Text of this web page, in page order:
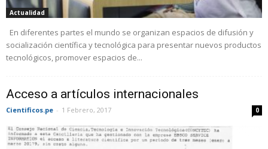
Actualidad
En diferentes partes el mundo se organizan espacios de difusión y
socialización científica y tecnológica para presentar nuevos productos
tecnológicos, promover espacios de...
Acceso a artículos internacionales
Cientificos.pe - 1 Febrero, 2017 0